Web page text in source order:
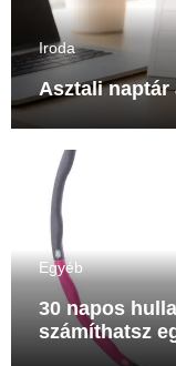
Iroda
Asztali naptár
Egyéb
30 napos
számíthatsz